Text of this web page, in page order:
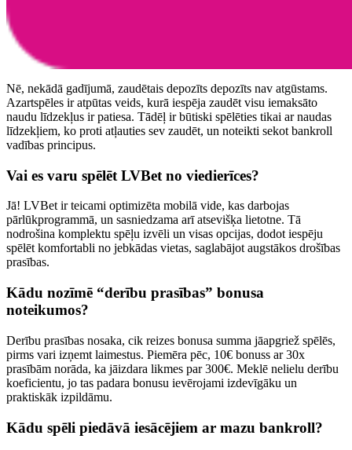
Nē, nekādā gadījumā, zaudētais depozīts depozīts nav atgūstams.
Azartspēles ir atpūtas veids, kurā iespēja zaudēt visu iemaksāto
naudu līdzekļus ir patiesa. Tādēļ ir būtiski spēlēties tikai ar naudas
līdzekļiem, ko proti atļauties sev zaudēt, un noteikti sekot bankroll
vadības principus.
Vai es varu spēlēt LVBet no viedierīces?
Jā! LVBet ir teicami optimizēta mobilā vide, kas darbojas
pārlūkprogrammā, un sasniedzama arī atsevišķa lietotne. Tā
nodrošina komplektu spēļu izvēli un visas opcijas, dodot iespēju
spēlēt komfortabli no jebkādas vietas, saglabājot augstākos drošības
prasības.
Kādu nozīmē “derību prasības” bonusa
noteikumos?
Derību prasības nosaka, cik reizes bonusa summa jāapgriež spēlēs,
pirms vari izņemt laimestus. Piemēra pēc, 10€ bonuss ar 30x
prasībām norāda, ka jāizdara likmes par 300€. Meklē nelielu derību
koeficientu, jo tas padara bonusu ievērojami izdevīgāku un
praktiskāk izpildāmu.
Kādu spēli piedāvā iesācējiem ar mazu bankroll?